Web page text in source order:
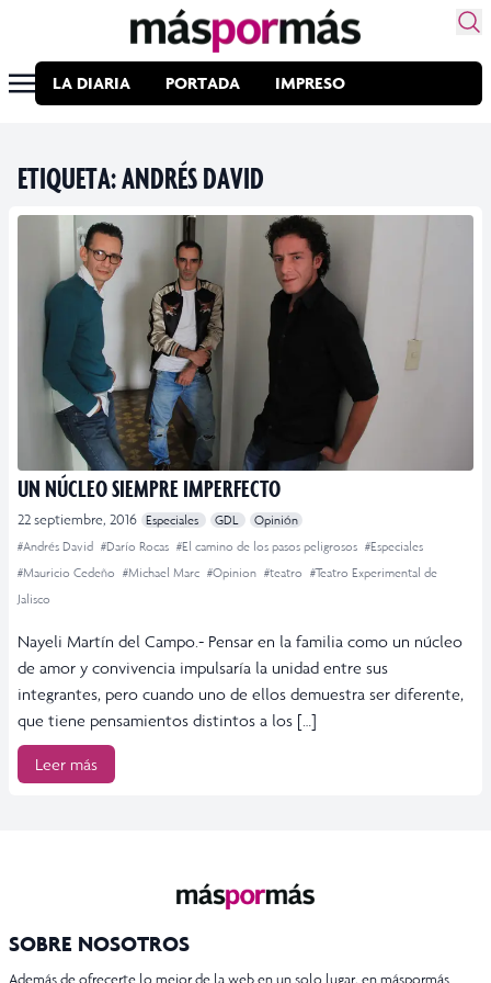
LA DIARIA PORTADA IMPRESO
ETIQUETA:ANDRÉS DAVID
UN NÚCLEO SIEMPRE IMPERFECTO
22 septiembre, 2016 Especiales GDL
Opinión
#Andrés David #Darío Rocas #El camino de los pasos peligrosos #Especiales
#Mauricio Cedeño #Michael Marc #Opinion #teatro #Teatro Experimental de
Jalisco
Nayeli Martín del Campo.- Pensar en la familia como un núcleo
de amor y convivencia impulsaría la unidad entre sus
integrantes, pero cuando uno de ellos demuestra ser diferente,
que tiene pensamientos distintos a los […]
Leer más
SOBRE NOSOTROS